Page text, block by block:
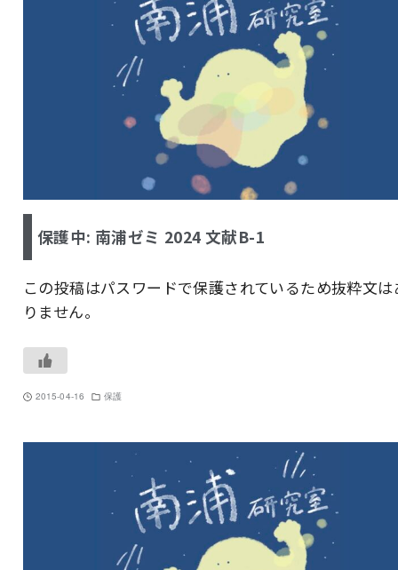
保護中: 南浦ゼミ 2024 文献B-1
この投稿はパスワードで保護されているため抜粋文は
りません。
2015-04-16 保護